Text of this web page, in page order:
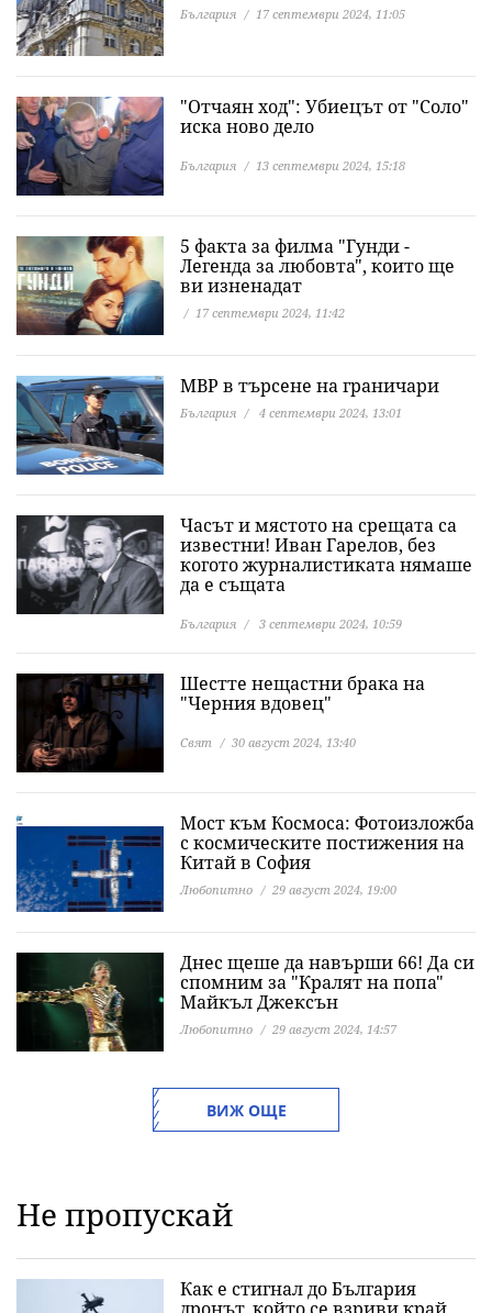
България 17 септември 2024, 11:05
"Отчаян ход": Убиецът от "Соло"
иска ново дело
България 13 септември 2024, 15:18
5 факта за филма "Гунди -
Легенда за любовта", които ще
ви изненадат
17 септември 2024, 11:42
МВР в търсене на граничари
България 4 септември 2024, 13:01
Часът и мястото на срещата са
известни! Иван Гарелов, без
когото журналистиката нямаше
да е същата
България 3 септември 2024, 10:59
Шестте нещастни брака на
"Черния вдовец"
Свят 30 август 2024, 13:40
Мост към Космоса: Фотоизложба
с космическите постижения на
Китай в София
Любопитно 29 август 2024, 19:00
Днес щеше да навърши 66! Да си
спомним за "Кралят на попа"
Майкъл Джексън
Любопитно 29 август 2024, 14:57
ВИЖ ОЩЕ
Не пропускай
Как е стигнал до България